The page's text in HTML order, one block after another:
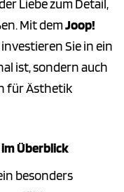
Liebe zum Detail,
Mit demJoop!
investieren Sie in ein
ist, sondern auch
für Ästhetik
Überblick
besonders